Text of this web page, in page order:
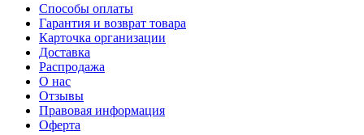
Способы оплаты
Гарантия и возврат товара
Карточка организации
Доставка
Распродажа
О нас
Отзывы
Правовая информация
Оферта